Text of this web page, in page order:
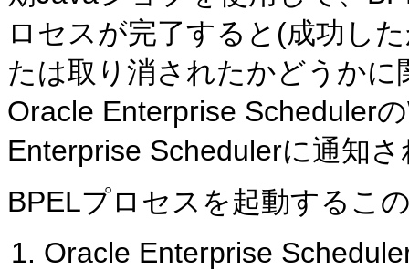
ロセスが完了すると(成功し
たは取り消されたかどうか
Oracle Enterprise Scheduler
Enterprise Schedulerに通知
BPELプロセスを起動するこ
Oracle Enterprise